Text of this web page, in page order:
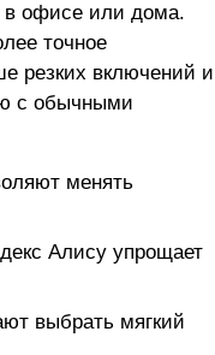
в офисе или дома.
точное
резких включений и
с обычными
менять
Алису упрощает
выбрать мягкий